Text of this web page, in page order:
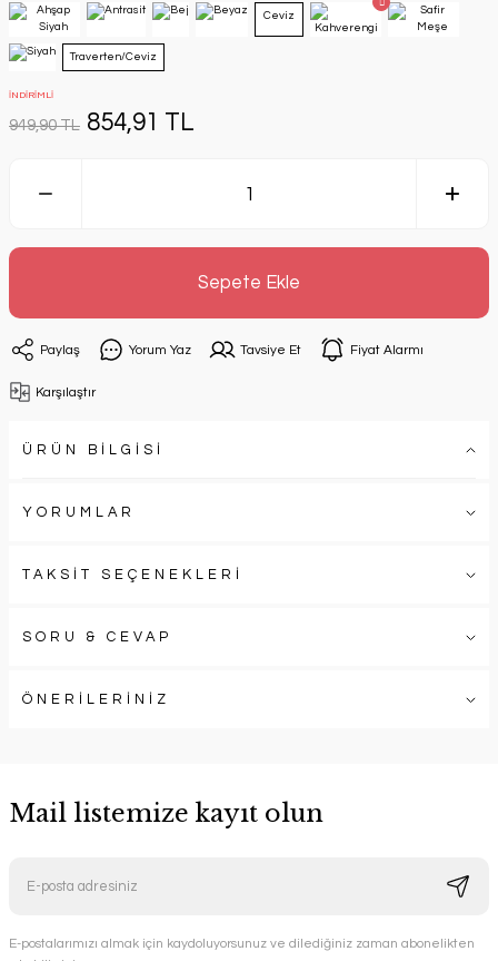
Ceviz
Traverten/Ceviz
İNDİRİMLİ
949,90 TL 854,91 TL
Sepete Ekle
Paylaş Yorum Yaz Tavsiye Et Fiyat Alarmı
Karşılaştır
ÜRÜN BİLGİSİ
YORUMLAR
TAKSİT SEÇENEKLERİ
SORU & CEVAP
ÖNERİLERİNİZ
Mail listemize kayıt olun
E-postalarımızı almak için kaydoluyorsunuz ve dilediğiniz zaman abonelikten